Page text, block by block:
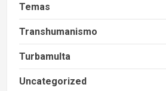
Temas
Transhumanismo
Turbamulta
Uncategorized